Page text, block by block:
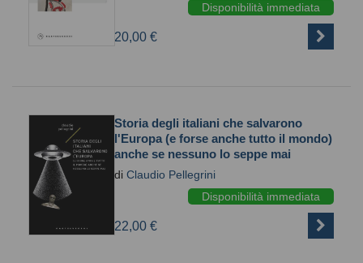
Disponibilità immediata
20,00 €
Storia degli italiani che salvarono
l'Europa (e forse anche tutto il mondo)
anche se nessuno lo seppe mai
di Claudio Pellegrini
Disponibilità immediata
22,00 €